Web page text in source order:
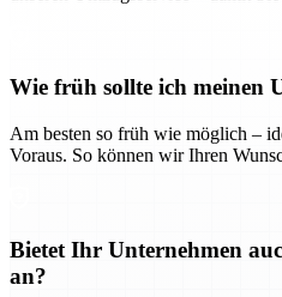
Wie früh sollte ich meinen
Am besten so früh wie möglich –
Voraus. So können wir Ihren
Bietet Ihr Unternehmen
an?